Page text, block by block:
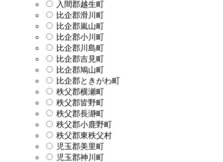
入間郡越生町
比企郡滑川町
比企郡嵐山町
比企郡小川町
比企郡川島町
比企郡吉見町
比企郡鳩山町
比企郡ときがわ町
秩父郡横瀬町
秩父郡皆野町
秩父郡長瀞町
秩父郡小鹿野町
秩父郡東秩父村
児玉郡美里町
児玉郡神川町